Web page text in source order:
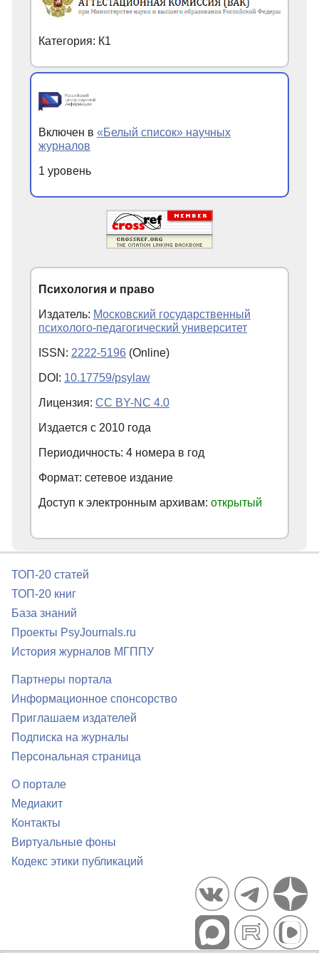
Категория: К1
Включен в «Белый список» научных
журналов
1 уровень
Психология и право
Издатель: Московский государственный
психолого-педагогический университет
ISSN: 2222-5196 (Online)
DOI: 10.17759/psylaw
Лицензия: CC BY-NC 4.0
Издается с 2010 года
Периодичность: 4 номера в год
Формат: сетевое издание
Доступ к электронным архивам: открытый
ТОП-20 статей
ТОП-20 книг
База знаний
Проекты PsyJournals.ru
История журналов МГППУ
Партнеры портала
Информационное спонсорство
Приглашаем издателей
Подписка на журналы
Персональная страница
О портале
Медиакит
Контакты
Виртуальные фоны
Кодекс этики публикаций